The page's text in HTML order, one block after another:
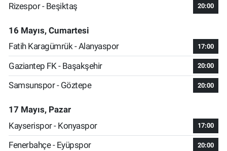
Rizespor - Beşiktaş
20:00
16 Mayıs, Cumartesi
Fatih Karagümrük - Alanyaspor
17:00
Gaziantep FK - Başakşehir 20:00
Samsunspor - Göztepe 20:00
17 Mayıs, Pazar
Kayserispor - Konyaspor
17:00
Fenerbahçe - Eyüpspor 20:00